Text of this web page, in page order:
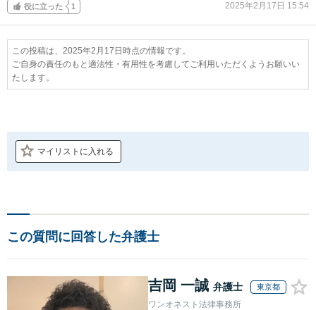
役に立った 1 2025年2月17日 15:54
この投稿は、2025年2月17日時点の情報です。
ご自身の責任のもと適法性・有用性を考慮してご利用いただくようお願いい
たします。
マイリストに入れる
この質問に回答した弁護士
吉岡 一誠 弁護士 東京都
ワンオネスト法律事務所